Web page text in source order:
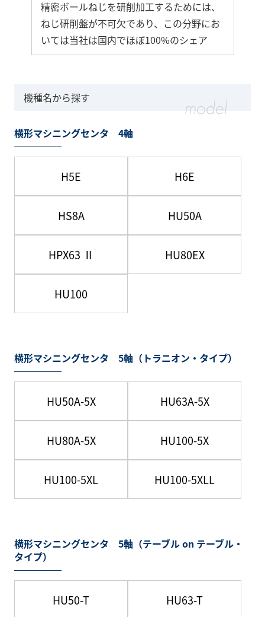
精密ボールねじを研削加工するためには、
ねじ研削盤が不可欠であり、この分野にお
いては当社は国内でほぼ100%のシェア
機種名から探す
横形マシニングセンタ 4軸
H5E H6E
HS8A HU50A
HPX63 Ⅱ HU80EX
HU100
横形マシニングセンタ 5軸（トラニオン・タイプ）
HU50A-5X HU63A-5X
HU80A-5X HU100-5X
HU100-5XL HU100-5XLL
横形マシニングセンタ 5軸（テーブル on テーブル・
タイプ）
HU50-T HU63-T